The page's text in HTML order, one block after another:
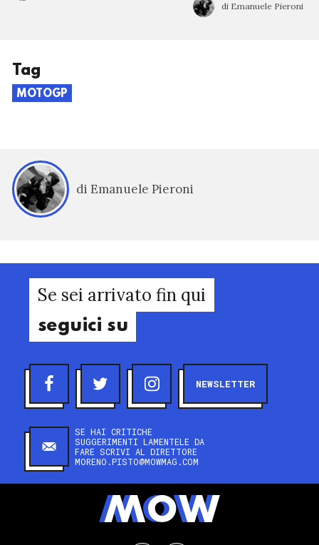
di Emanuele Pieroni
Tag
MOTOGP
di Emanuele Pieroni
Se sei arrivato fin qui
seguici su
NEWSLETTER
SE HAI CRITICHE
SUGGERIMENTI LAMENTELE DA
FARE SCRIVI AL DIRETTORE
MORENO.PISTO@MOWMAG.COM